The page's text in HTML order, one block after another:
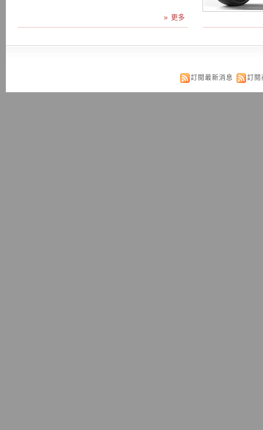
1、免費牽送車服務
» 更多
訂閱最新消息 訂閱